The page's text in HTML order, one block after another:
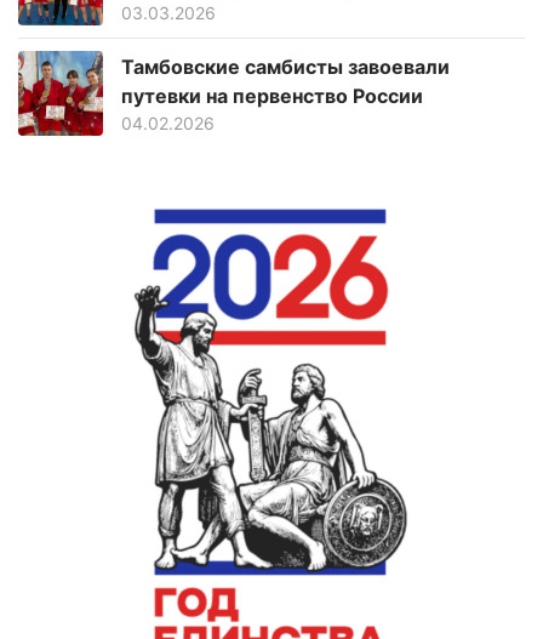
03.03.2026
Тамбовские самбисты завоевали
путевки на первенство России
04.02.2026